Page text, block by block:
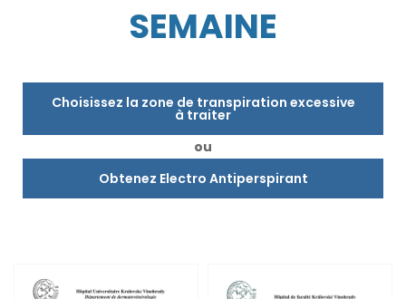
SEMAINE
Choisissez la zone de transpiration excessive
à traiter
ou
Obtenez Electro Antiperspirant